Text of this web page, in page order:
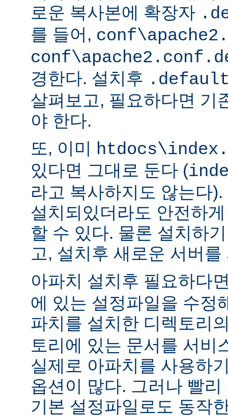
로운 복사본에 확장자
를 들어,
경한다. 설치후
살펴보고, 필요하다면 기
야 한다.
또, 이미
있다면 그대로 둔다 (
라고 복사하지도 않는다
설치되있더라도 안전하
할 수 있다. 물론 설치하
고, 설치후 새로운 서버
아파치 설치후 필요하다
에 있는 설정파일을 수정
파치를 설치한 디렉토리
토리에 있는 문서를 서비
실제로 아파치를 사용하
옵션이 많다. 그러나 빨
기본 설정파일로도 동작